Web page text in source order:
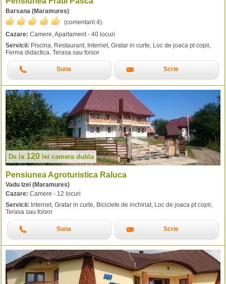
Barsana (Maramures)
(comentarii:4).
Cazare: Camere, Apartament - 40 locuri
Servicii: Piscina, Restaurant, Internet, Gratar in curte, Loc de joaca pt copii,
Ferma didactica, Terasa sau foisor
Suna Scrie
De la 120lei camera dubla
Pensiunea Agroturistica Raluca
Vadu Izei (Maramures)
Cazare: Camere - 12 locuri
Servicii: Internet, Gratar in curte, Biciclete de inchiriat, Loc de joaca pt copii,
Terasa sau foisor
Suna Scrie